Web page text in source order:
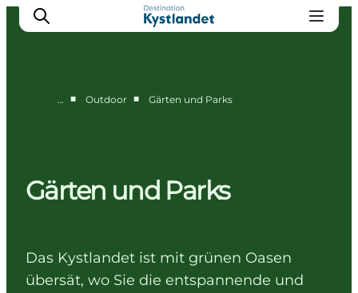
Unterkünfte
Camping
… ■ Outdoor ■ Gärten und Parks
Gärten und Parks
Das Kystlandet ist mit grünen Oasen
übersät, wo Sie die entspannende und